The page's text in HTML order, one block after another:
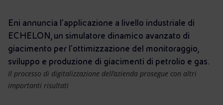
Innovazione
Scenari energetici
Eni annuncia l’applicazione a livello industriale di
ECHELON, un simulatore dinamico avanzato di
giacimento per l’ottimizzazione del monitoraggio,
sviluppo e produzione di giacimenti di petrolio e gas.
Il processo di digitalizzazione dell’azienda prosegue con altri
importanti risultati